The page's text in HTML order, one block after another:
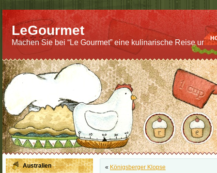
LeGourmet
Machen Sie bei “Le Gourmet” eine kulinarische Reise um
Australien « Königsberger Klopse